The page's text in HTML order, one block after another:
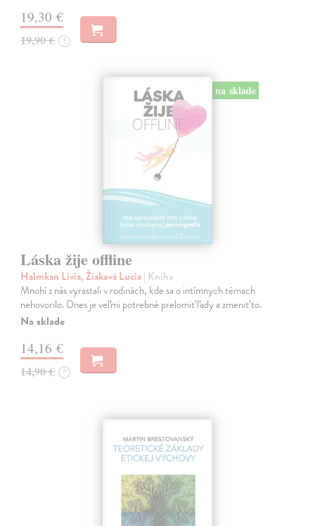
19,30 €
19,90 € ?
na sklade
Láska žije offline
Halmkan Lívia, Žiaková Lucia| Kniha
Mnohí z nás vyrastali v rodinách, kde sa o intímnych témach
nehovorilo. Dnes je veľmi potrebné prelomiť ľady a zmeniť to.
Na sklade
14,16 €
14,90 € ?